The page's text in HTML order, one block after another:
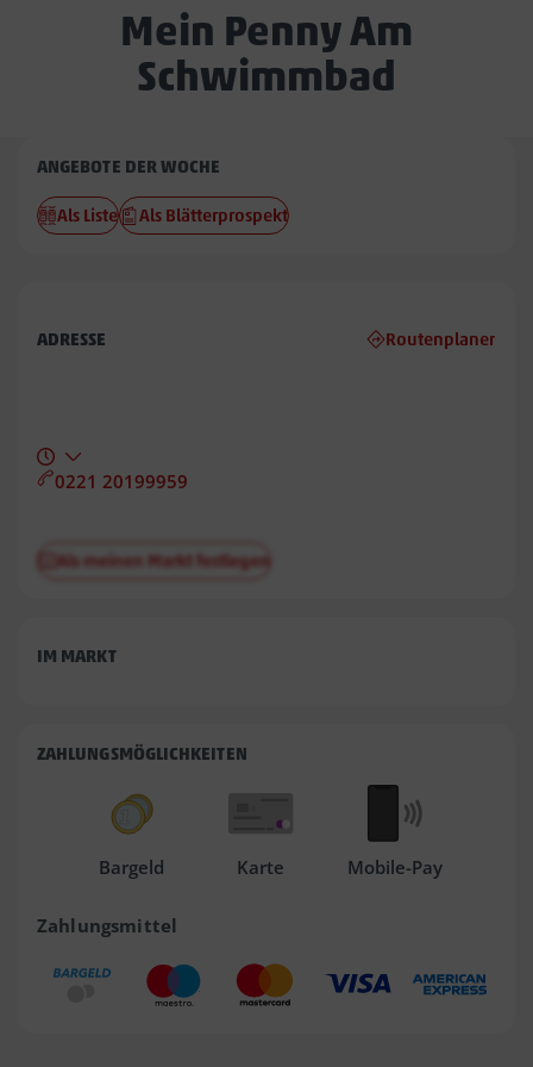
Mein Penny Am
Schwimmbad
Penny
Am
Schwimmbad
ANGEBOTE DER WOCHE
Als Liste Als Blätterprospekt
ADRESSE Routenplaner
0221 20199959
Als meinen Markt festlegen
IM MARKT
ZAHLUNGSMÖGLICHKEITEN
Bargeld Karte Mobile-Pay
Zahlungsmittel